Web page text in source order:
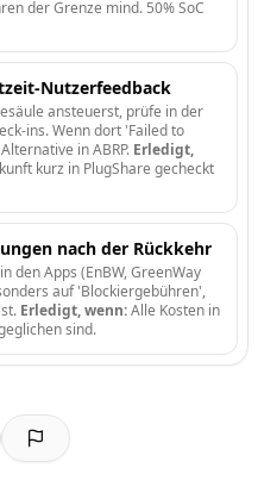
der Grenze mind. 50% SoC
Nutzerfeedback
ansteuerst, prüfe in der
ins. Wenn dort 'Failed to
in ABRP. Erledigt,
kurz in PlugShare gecheckt
nach der Rückkehr
den Apps (EnBW, GreenWay
auf 'Blockiergebühren',
Erledigt, wenn:Alle Kosten in
sind.